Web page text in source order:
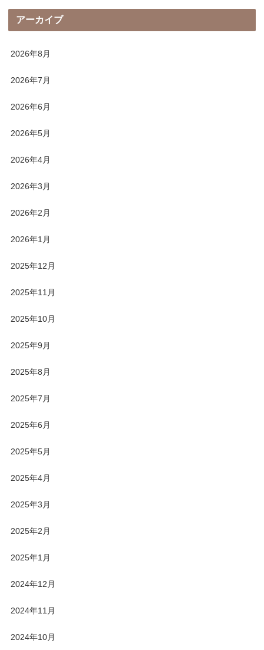
アーカイブ
2026年8月
2026年7月
2026年6月
2026年5月
2026年4月
2026年3月
2026年2月
2026年1月
2025年12月
2025年11月
2025年10月
2025年9月
2025年8月
2025年7月
2025年6月
2025年5月
2025年4月
2025年3月
2025年2月
2025年1月
2024年12月
2024年11月
2024年10月